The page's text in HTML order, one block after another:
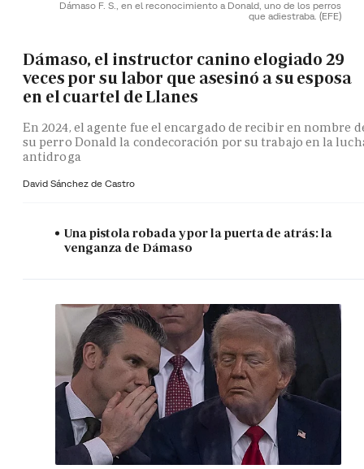
Dámaso F. S., en el reconocimiento a Donald, uno de los perros
que adiestraba. (EFE)
Dámaso, el instructor canino elogiado 29
veces por su labor que asesinó a su esposa
en el cuartel de Llanes
En 2024, el agente fue el encargado de recibir en nombre
su perro Donald la condecoración por su trabajo en la
antidroga
David Sánchez de Castro
Una pistola robada y por la puerta de atrás: la
venganza de Dámaso